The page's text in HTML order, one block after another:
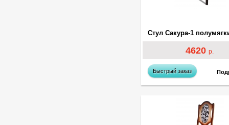
4620р.
Быстрый заказ